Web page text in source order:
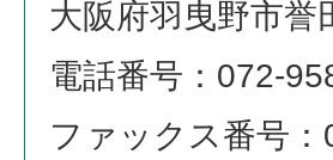
大阪府羽曳野市誉
電話番号：072-
ファックス番号